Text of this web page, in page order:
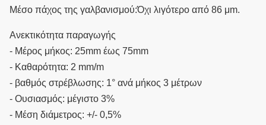
Μέσο πάχος της γαλβανισμού:Όχι λιγότερο από 86 μm.
Ανεκτικότητα παραγωγής
- Μέρος μήκος: 25mm έως 75mm
- Καθαρότητα: 2 mm/m
- βαθμός στρέβλωσης: 1° ανά μήκος 3 μέτρων
- Ουσιασμός: μέγιστο 3%
- Μέση διάμετρος: +/- 0,5%